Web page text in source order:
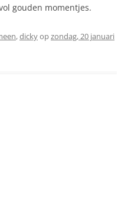
gouden momentjes.
,dickyopzondag, 20 januari